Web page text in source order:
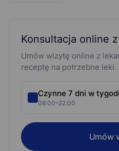
Konsultacja online
Umów wizytę online z
receptę na potrzebne leki.
Czynne 7 dni w
08:00–22:00
Umów